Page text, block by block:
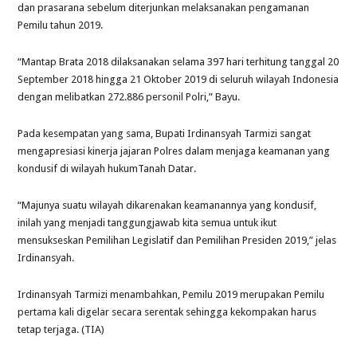
dan prasarana sebelum diterjunkan melaksanakan pengamanan
Pemilu tahun 2019.
“Mantap Brata 2018 dilaksanakan selama 397 hari terhitung tanggal 20
September 2018 hingga 21 Oktober 2019 di seluruh wilayah Indonesia
dengan melibatkan 272.886 personil Polri,” Bayu.
Pada kesempatan yang sama, Bupati Irdinansyah Tarmizi sangat
mengapresiasi kinerja jajaran Polres dalam menjaga keamanan yang
kondusif di wilayah hukumTanah Datar.
“Majunya suatu wilayah dikarenakan keamanannya yang kondusif,
inilah yang menjadi tanggungjawab kita semua untuk ikut
mensukseskan Pemilihan Legislatif dan Pemilihan Presiden 2019,” jelas
Irdinansyah.
Irdinansyah Tarmizi menambahkan, Pemilu 2019 merupakan Pemilu
pertama kali digelar secara serentak sehingga kekompakan harus
tetap terjaga. (TIA)